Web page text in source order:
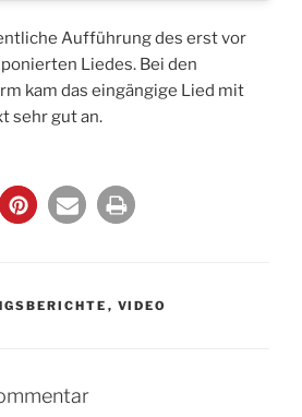
Aufführung des erst vor
Liedes. Bei den
kam das eingängige Lied mit
sehr gut an.
, VIDEO